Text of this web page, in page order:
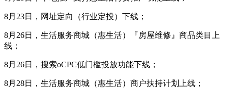
8月23日，网址定向（行业定投）下线；
8月26日，生活服务商城（惠生活）『房屋维修』商品类目上
线；
8月26日，搜索oCPC低门槛投放功能下线；
8月28日，生活服务商城（惠生活）商户扶持计划上线；